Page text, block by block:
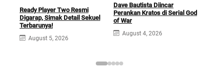
Ready Player Two Resmi
Digarap, Simak Detail Sekuel
Terbarunya!
August 5, 2026
Dave Bautista Diincar
Perankan Kratos di Serial God
of War
August 4, 2026